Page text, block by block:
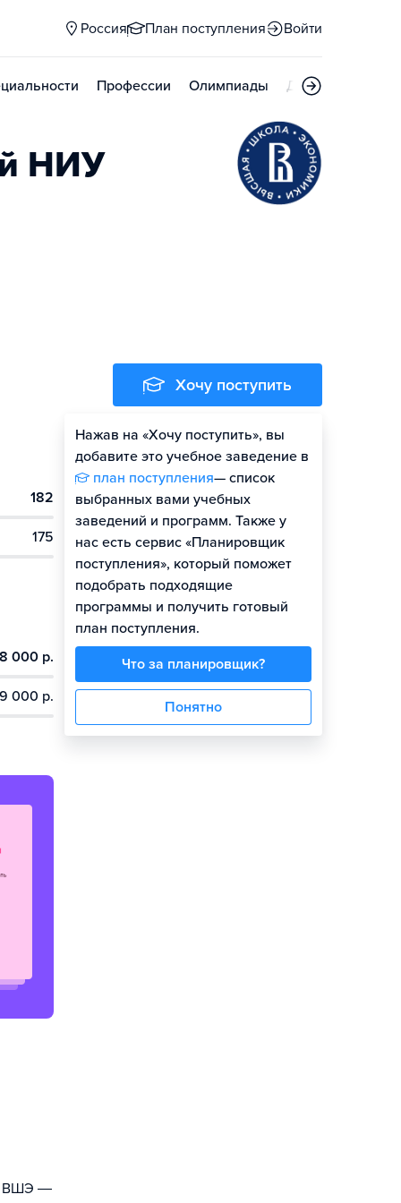
Россия План поступления Войти
Профессии Олимпиады Дни открытых
НИУ
182
175
000 р.
000 р.
ВШЭ ―
Хочу поступить
Нажав на «Хочу поступить», вы
добавите это учебное заведение в
план поступления— список
выбранных вами учебных
заведений и программ. Также у
нас есть сервис «Планировщик
поступления», который поможет
подобрать подходящие
программы и получить готовый
план поступления.
Что за планировщик?
Понятно
Оценить шансы
Гайд по поступлению